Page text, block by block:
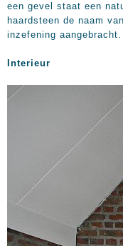
een gevel staat een
haardsteen de naam
inzefening aangebracht.
Interieur